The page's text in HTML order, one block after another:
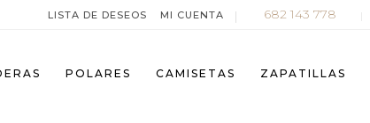
LISTA DE DESEOS MI CUENTA 682 143 778
POLARES CAMISETAS ZAPATILLAS